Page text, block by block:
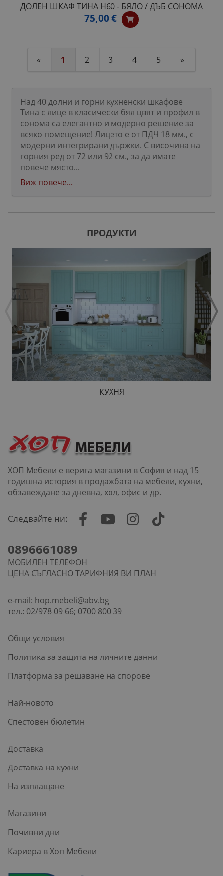
ДОЛЕН ШКАФ ТИНА H60 - БЯЛО / ДЪБ СОНОМА
75,00 €
« 1 2 3 4 5 »
Над 40 долни и горни кухненски шкафове
Тина с лице в класически бял цвят и профил в
сонома са елегантно и модерно решение за
всяко помещение! Лицето е от ПДЧ 18 мм., с
модерни интегрирани държки. С височина на
горния ред от 72 или 92 см., за да имате
повече място...
Виж повече...
ПРОДУКТИ
КУХНЯ
ХОП Мебели е верига магазини в София и над 15
годишна история в продажбата на мебели, кухни,
обзавеждане за дневна, хол, офис и др.
Следвайте ни:
0896661089
МОБИЛЕН ТЕЛЕФОН
ЦЕНА СЪГЛАСНО ТАРИФНИЯ ВИ ПЛАН
e-mail: hop.mebeli@abv.bg
тел.: 02/978 09 66; 0700 800 39
Общи условия
Политика за защита на личните данни
Платформа за решаване на спорове
Най-новото
Спестовен бюлетин
Доставка
Доставка на кухни
На изплащане
Магазини
Почивни дни
Кариера в Хоп Мебели